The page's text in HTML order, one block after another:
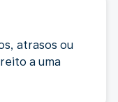
atrasos ou
a uma